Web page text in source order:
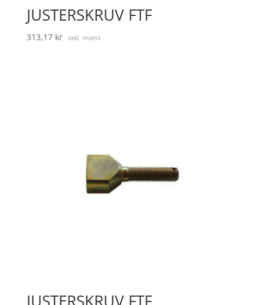
JUSTERSKRUV FTF
313,17 kr exkl. moms
JUSTERSKRUV FTF